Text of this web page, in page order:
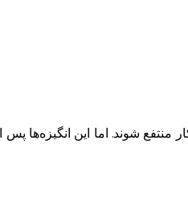
منتفع شوند. اما این انگیزه‌ها